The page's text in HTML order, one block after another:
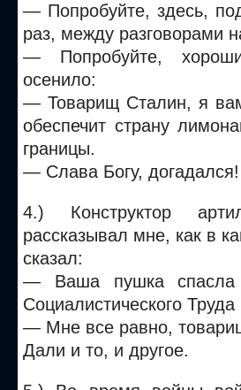
— Попробуйте, здесь,
раз, между разговорами
— Попробуйте,
осенило:
— Товарищ Сталин, я
обеспечит страну
границы.
— Слава Богу,
4.) Конструктор
рассказывал мне, как в
сказал:
— Ваша пушка
Социалистического
— Мне все равно,
Дали и то, и другое.